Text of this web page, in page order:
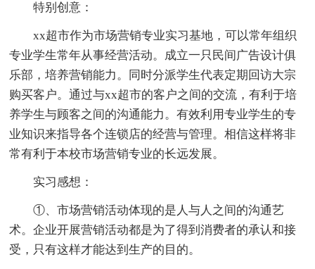
特别创意：
xx超市作为市场营销专业实习基地，可以常年组织
专业学生常年从事经营活动。成立一只民间广告设计俱
乐部，培养营销能力。同时分派学生代表定期回访大宗
购买客户。通过与xx超市的客户之间的交流，有利于培
养学生与顾客之间的沟通能力。有效利用专业学生的专
业知识来指导各个连锁店的经营与管理。相信这样将非
常有利于本校市场营销专业的长远发展。
实习感想：
①、市场营销活动体现的是人与人之间的沟通艺
术。企业开展营销活动都是为了得到消费者的承认和接
受，只有这样才能达到生产的目的。